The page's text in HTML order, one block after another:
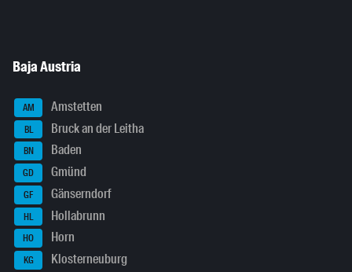
Baja Austria
AM Amstetten
BL Bruck an der Leitha
BN Baden
GD Gmünd
GF Gänserndorf
HL Hollabrunn
HO Horn
KG Klosterneuburg